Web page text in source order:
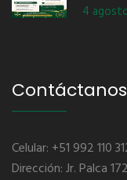
4
Contáctanos
Celular: +51 992 110
Dirección: Jr. Palca